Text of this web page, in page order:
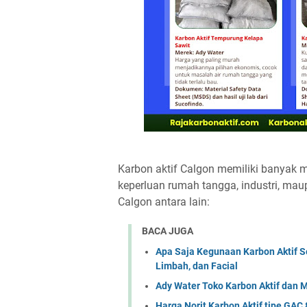
Karbon aktif Calgon memiliki banyak
keperluan rumah tangga, industri,
Calgon antara lain:
BACA JUGA
Apa Saja Kegunaan Karbon Aktif
Limbah, dan Facial
Ady Water Toko Karbon Aktif dan